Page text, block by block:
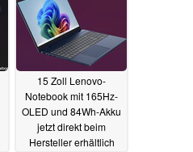
15 Zoll Lenovo-
Notebook mit 165Hz-
OLED und 84Wh-Akku
jetzt direkt beim
Hersteller erhältlich